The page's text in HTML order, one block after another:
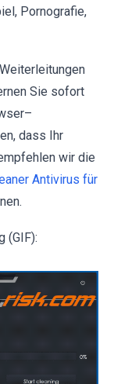
Pornografie,
Sie sofort
dass Ihr
wir die
Antivirus für
(GIF):